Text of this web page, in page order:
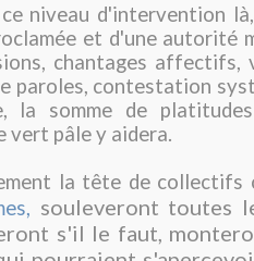
niveau d'intervention
et d'une autorité
chantages affectifs,
paroles, contestation
la somme de
vert pâle y aidera.
la tête de
souleveront toutes
s'il le faut,